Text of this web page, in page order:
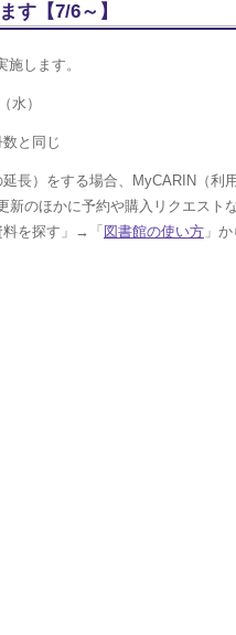
す【7/6～】
します。
水）
と同じ
長）をする場合、MyCARIN（利
新のほかに予約や購入リクエスト
料を探す」→「 図書館の使い方 」